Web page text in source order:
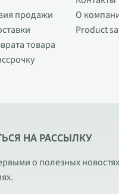
продажи
товара
О
Product
НА РАССЫЛКУ
о полезных